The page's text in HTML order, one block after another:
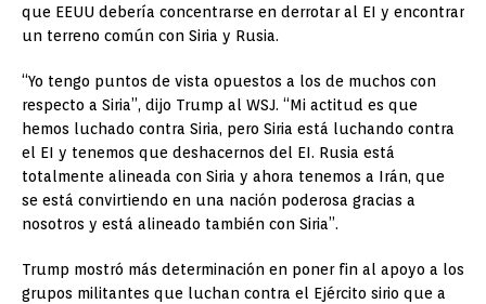
que EEUU debería concentrarse en derrotar al EI y encontrar
un terreno común con Siria y Rusia.
“Yo tengo puntos de vista opuestos a los de muchos con
respecto a Siria”, dijo Trump al WSJ. “Mi actitud es que
hemos luchado contra Siria, pero Siria está luchando contra
el EI y tenemos que deshacernos del EI. Rusia está
totalmente alineada con Siria y ahora tenemos a Irán, que
se está convirtiendo en una nación poderosa gracias a
nosotros y está alineado también con Siria”.
Trump mostró más determinación en poner fin al apoyo a los
grupos militantes que luchan contra el Ejército sirio que a